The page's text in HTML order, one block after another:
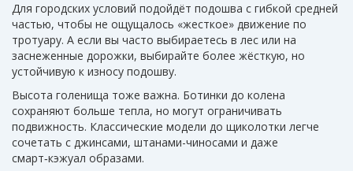
Для городских условий подойдёт подошва с гибкой средней
частью, чтобы не ощущалось «жесткое» движение по
тротуару. А если вы часто выбираетесь в лес или на
заснеженные дорожки, выбирайте более жёсткую, но
устойчивую к износу подошву.
Высота голенища тоже важна. Ботинки до колена
сохраняют больше тепла, но могут ограничивать
подвижность. Классические модели до щиколотки легче
сочетать с джинсами, штанами-чиносами и даже
смарт‑кэжуал образами.